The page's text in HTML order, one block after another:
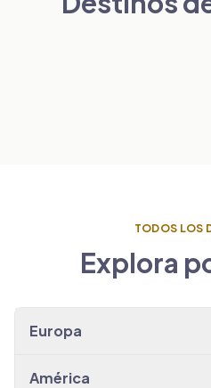
París
PAÍSES BAJOS
TODOS LOS
Explora
Europa
América